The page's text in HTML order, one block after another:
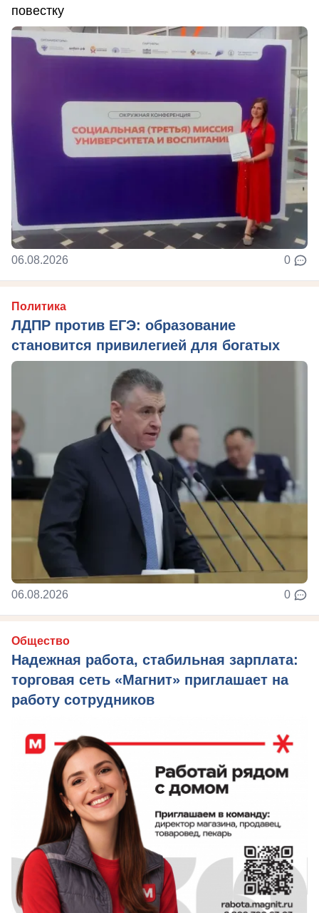
повестку
06.08.2026 0
Политика
ЛДПР против ЕГЭ: образование
становится привилегией для богатых
06.08.2026 0
Общество
Надежная работа, стабильная зарплата:
торговая сеть «Магнит» приглашает на
работу сотрудников